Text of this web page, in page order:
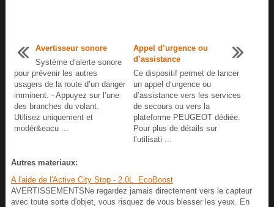
Avertisseur sonore
Système d’alerte sonore
pour prévenir les autres
usagers de la route d’un danger
imminent. - Appuyez sur l’une
des branches du volant.
Utilisez uniquement et
modér&eacu ...
Appel d’urgence ou
d’assistance
Ce dispositif permet de lancer
un appel d’urgence ou
d’assistance vers les services
de secours ou vers la
plateforme PEUGEOT dédiée.
Pour plus de détails sur
l’utilisati ...
Autres materiaux:
A l'aide de l'Active City Stop - 2.0L EcoBoost
AVERTISSEMENTSNe regardez jamais directement vers le capteur
avec toute sorte d'objet, vous risquez de vous blesser les yeux. En